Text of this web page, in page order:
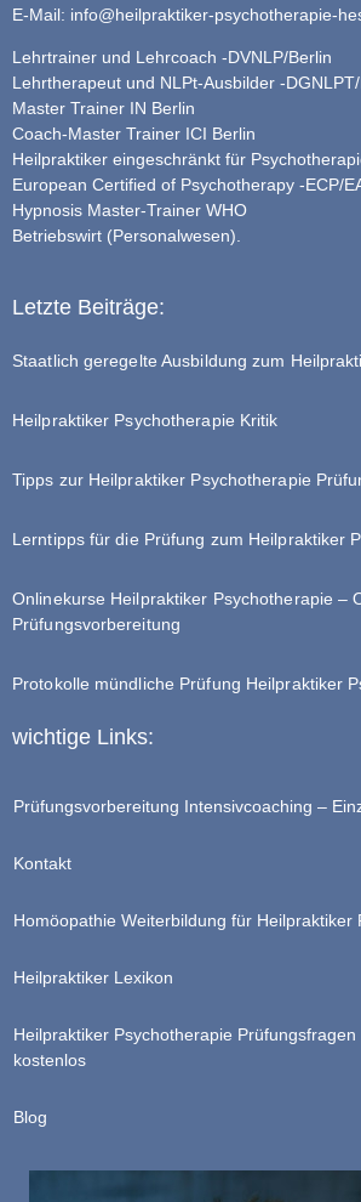
E-Mail: info@heilpraktiker-psychotherapie-
Lehrtrainer und Lehrcoach -DVNLP/Berlin
Lehrtherapeut und NLPt-Ausbilder -
Master Trainer IN Berlin
Coach-Master Trainer ICI Berlin
Heilpraktiker eingeschränkt für
European Certified of Psychotherapy -ECP/
Hypnosis Master-Trainer WHO
Betriebswirt (Personalwesen).
Letzte Beiträge:
Staatlich geregelte Ausbildung zum
Heilpraktiker Psychotherapie Kritik
Tipps zur Heilpraktiker Psychotherapie
Lerntipps für die Prüfung zum Heilpraktiker
Onlinekurse Heilpraktiker Psychotherapie –
Prüfungsvorbereitung
Protokolle mündliche Prüfung Heilpraktiker
wichtige Links:
Prüfungsvorbereitung Intensivcoaching –
Kontakt
Homöopathie Weiterbildung für Heilpraktiker
Heilpraktiker Lexikon
Heilpraktiker Psychotherapie
kostenlos
Blog